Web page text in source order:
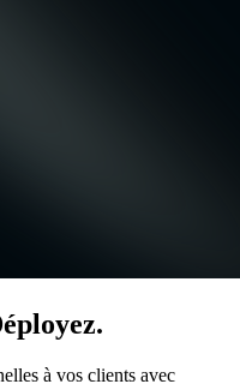
à vos clients avec